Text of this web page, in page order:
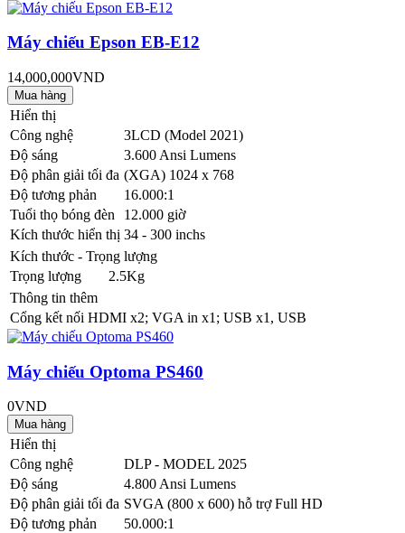
Máy chiếu Epson EB-E12
14,000,000VND
Hiển thị
Công nghệ
3LCD (Model 2021)
Độ sáng
3.600 Ansi Lumens
Độ phân giải tối đa (XGA) 1024 x 768
Độ tương phản
16.000:1
Tuổi thọ bóng đèn
12.000 giờ
Kích thước hiển thị 34 - 300 inchs
Kích thước - Trọng lượng
Trọng lượng
2.5Kg
Thông tin thêm
Cổng kết nối HDMI x2; VGA in x1; USB x1, USB
Máy chiếu Optoma PS460
0VND
Hiển thị
Công nghệ
DLP - MODEL 2025
Độ sáng
4.800 Ansi Lumens
Độ phân giải tối đa SVGA (800 x 600) hỗ trợ Full HD
Độ tương phản
50.000:1